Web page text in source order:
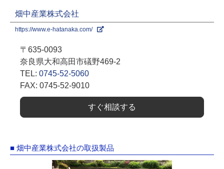
畑中産業株式会社
https://www.e-hatanaka.com/
〒635-0093
奈良県大和高田市礒野469-2
TEL: 0745-52-5060
FAX: 0745-52-9010
すぐ相談する
■ 畑中産業株式会社の取扱製品